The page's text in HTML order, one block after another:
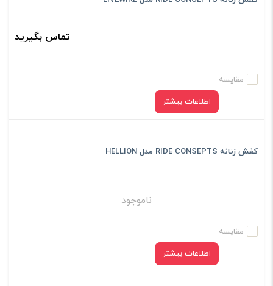
تماس بگیرید
مقایسه
اطلاعات بیشتر
کفش زنانه RIDE CONSEPTS مدل HELLION
ناموجود
مقایسه
اطلاعات بیشتر